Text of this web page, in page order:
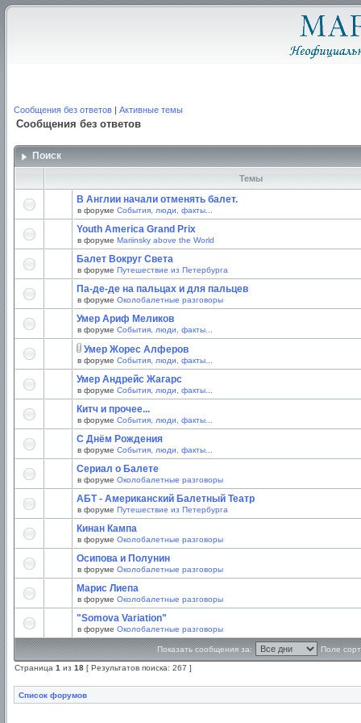
Сообщения без ответов | Активные темы
Сообщения без ответов
Поиск
Темы
В Англии начали отменять балет.
в форуме События, люди, факты...
Youth America Grand Prix
в форуме Mariinsky above the World
Балет Вокруг Света
в форуме Путешествие из Петербурга
Па-де-де на пальцах и для пальцев
в форуме Околобалетные разговоры
Умер Ариф Меликов
в форуме События, люди, факты...
Умер Жорес Алферов
в форуме События, люди, факты...
Умер Андрейс Жагарс
в форуме События, люди, факты...
Китч и прочее...
в форуме События, люди, факты...
С Днём Рождения
в форуме События, люди, факты...
Сериал о Балете
в форуме Околобалетные разговоры
АБТ - Американский Балетный Театр
в форуме Путешествие из Петербурга
Кинан Кампа
в форуме Околобалетные разговоры
Осипова и Полунин
в форуме Околобалетные разговоры
Марис Лиепа
в форуме Околобалетные разговоры
"Somova Variation"
в форуме Околобалетные разговоры
Показать сообщения за: Поле
Страница 1 из 18 [ Результатов поиска: 267 ]
Список форумов